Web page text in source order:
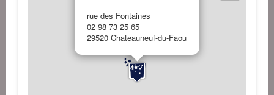
rue des Fontaines
02 98 73 25 65
29520 Chateauneuf-du-Faou